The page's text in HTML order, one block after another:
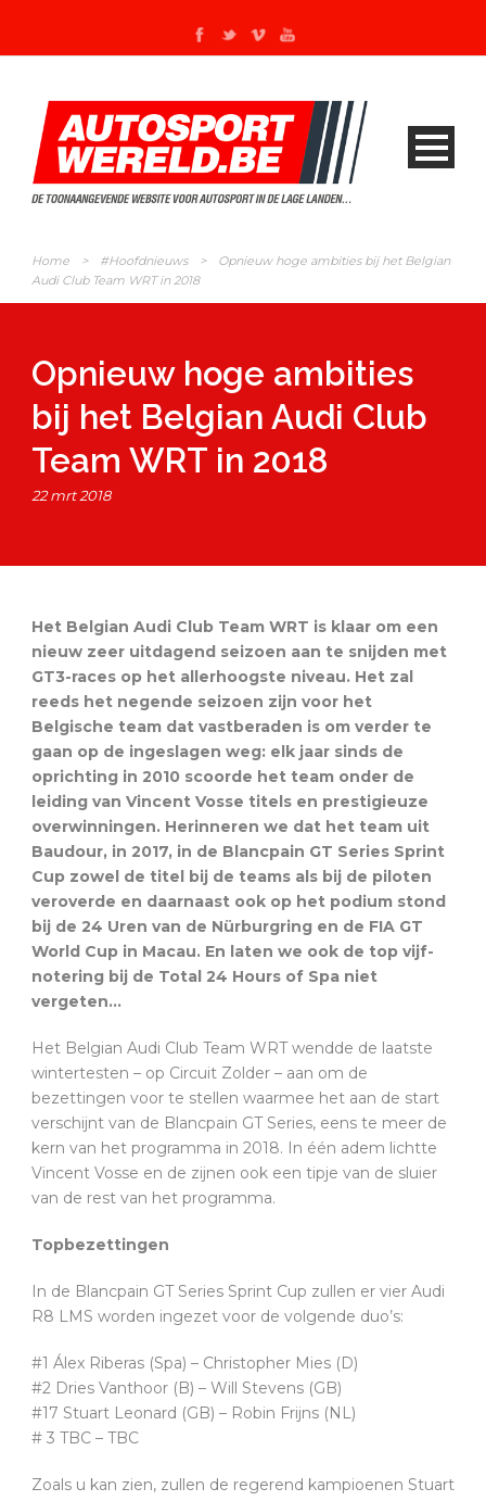
Home > #Hoofdnieuws >
Opnieuw hoge ambities bij het Belgian
Audi Club Team WRT in 2018
Opnieuw hoge ambities
bij het Belgian Audi Club
Team WRT in 2018
22 mrt 2018
Het Belgian Audi Club Team WRT is klaar om een
nieuw zeer uitdagend seizoen aan te snijden met
GT3-races op het allerhoogste niveau. Het zal
reeds het negende seizoen zijn voor het
Belgische team dat vastberaden is om verder te
gaan op de ingeslagen weg: elk jaar sinds de
oprichting in 2010 scoorde het team onder de
leiding van Vincent Vosse titels en prestigieuze
overwinningen. Herinneren we dat het team uit
Baudour, in 2017, in de Blancpain GT Series Sprint
Cup zowel de titel bij de teams als bij de piloten
veroverde en daarnaast ook op het podium stond
bij de 24 Uren van de Nürburgring en de FIA GT
World Cup in Macau. En laten we ook de top vijf-
notering bij de Total 24 Hours of Spa niet
vergeten…
Het Belgian Audi Club Team WRT wendde de laatste
wintertesten – op Circuit Zolder – aan om de
bezettingen voor te stellen waarmee het aan de start
verschijnt van de Blancpain GT Series, eens te meer de
kern van het programma in 2018. In één adem lichtte
Vincent Vosse en de zijnen ook een tipje van de sluier
van de rest van het programma.
Topbezettingen
In de Blancpain GT Series Sprint Cup zullen er vier Audi
R8 LMS worden ingezet voor de volgende duo’s:
#1 Álex Riberas (Spa) – Christopher Mies (D)
#2 Dries Vanthoor (B) – Will Stevens (GB)
#17 Stuart Leonard (GB) – Robin Frijns (NL)
# 3 TBC – TBC
Zoals u kan zien, zullen de regerend kampioenen Stuart